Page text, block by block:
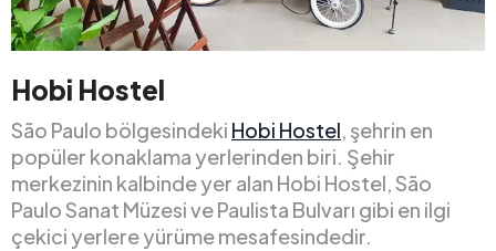
Hobi Hostel
São Paulo bölgesindeki Hobi Hostel, şehrin en
popüler konaklama yerlerinden biri. Şehir
merkezinin kalbinde yer alan Hobi Hostel, São
Paulo Sanat Müzesi ve Paulista Bulvarı gibi en ilgi
çekici yerlere yürüme mesafesindedir.